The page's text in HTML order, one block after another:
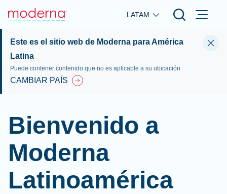
Skip to main content
LATAM
Este es el sitio web de Moderna para América
Latina
Puede contener contenido que no es aplicable a su ubicación
CAMBIAR PAÍS
Bienvenido a
Moderna
Latinoamérica